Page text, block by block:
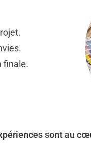
finale.
sont au